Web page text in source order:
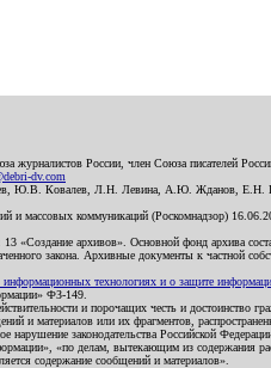
журналистов России, член Союза писателей
dv.com
Ю.В. Ковалев, Л.Н. Левина, А.Ю. Жданов,
массовых коммуникаций (Роскомнадзор)
13 «Создание архивов». Основной фонд архива
закона. Архивные документы к частной
технологиях и о защите
ФЗ-149.
и порочащих честь и достоинство
и материалов или их фрагментов,
законодательства Российской
«по делам, вытекающим из содержания
содержание сообщений и материалов».